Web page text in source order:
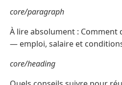
core/paragraph
À lire absolument : Comment
— emploi, salaire et
core/heading